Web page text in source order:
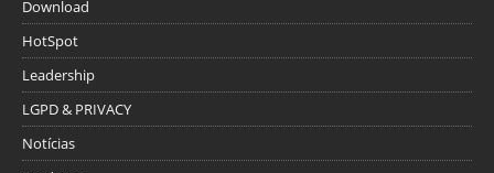
Download
HotSpot
Leadership
LGPD & PRIVACY
Notícias